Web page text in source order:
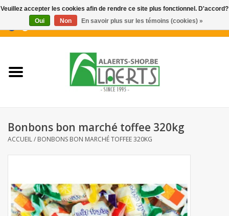
0 Articles - €0,00
Nouveautés
Biscuits pour le café
Boissons
Bonbons bon marché toffee 320kg
ACCUEIL/ BONBONS BON MARCHÉ TOFFEE 320KG
Veuillez accepter les cookies afin de rendre ce site plus fonctionnel. D'accord?
Oui
Non En savoir plus sur les témoins (cookies) »